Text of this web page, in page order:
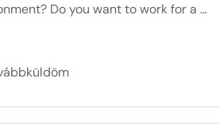
Do you want to work for a ...